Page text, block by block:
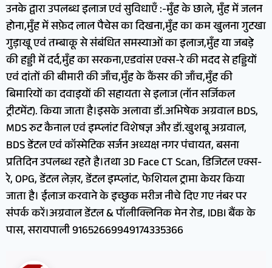
उनके द्वारा उपलब्ध इलाज एवं सुविधाएँ :-मुँह के छाले, मुँह में जलन
होना,मुँह में सफ़ेद लाल पैचेस का दिखना,मुँह का कम खुलना गुटखा
गुड़ाखू एवं तम्बाकू से संबंधित समस्याओं का इलाज,मुँह या जबड़े
की हड्डी में दर्द,मुँह का सरकना,एडवांस एक्स-रे की मदद से हड्डियों
एवं दांतों की बीमारी की जाँच,मुँह के कैंसर की जाँच,मुँह की
बिमारियों का दवाइयों की सहायता से इलाज (नॉन सर्जिकल
ट्रीटमेंट). किया जाता है।इसके अलावा डॉ.अभिषेक अग्रवाल BDS,
MDS रुट कैनाल एवं इम्प्लांट विशेषज्ञ और डॉ.खुशबू अग्रवाल,
BDS डेंटल एवं कॉस्मेटिक सर्जन अध्यक्ष नगर पंचायत, बसना
प्रतिदिन उपलब्ध रहते है।तथा 3D Face CT Scan, डिजिटल एक्स-
रे, OPG, डेंटल लेज़र, डेंटल इम्प्लांट, फेशियल ट्रामा केयर किया
जाता है। ईलाज करवाने के इच्छुक मरीज नीचे दिए गए नंबर पर
संपर्क करें।अग्रवाल डेंटल & पॉलीक्लिनिक मेन रोड, IDBI बैंक के
पास, सरायपाली 91652669949174335366